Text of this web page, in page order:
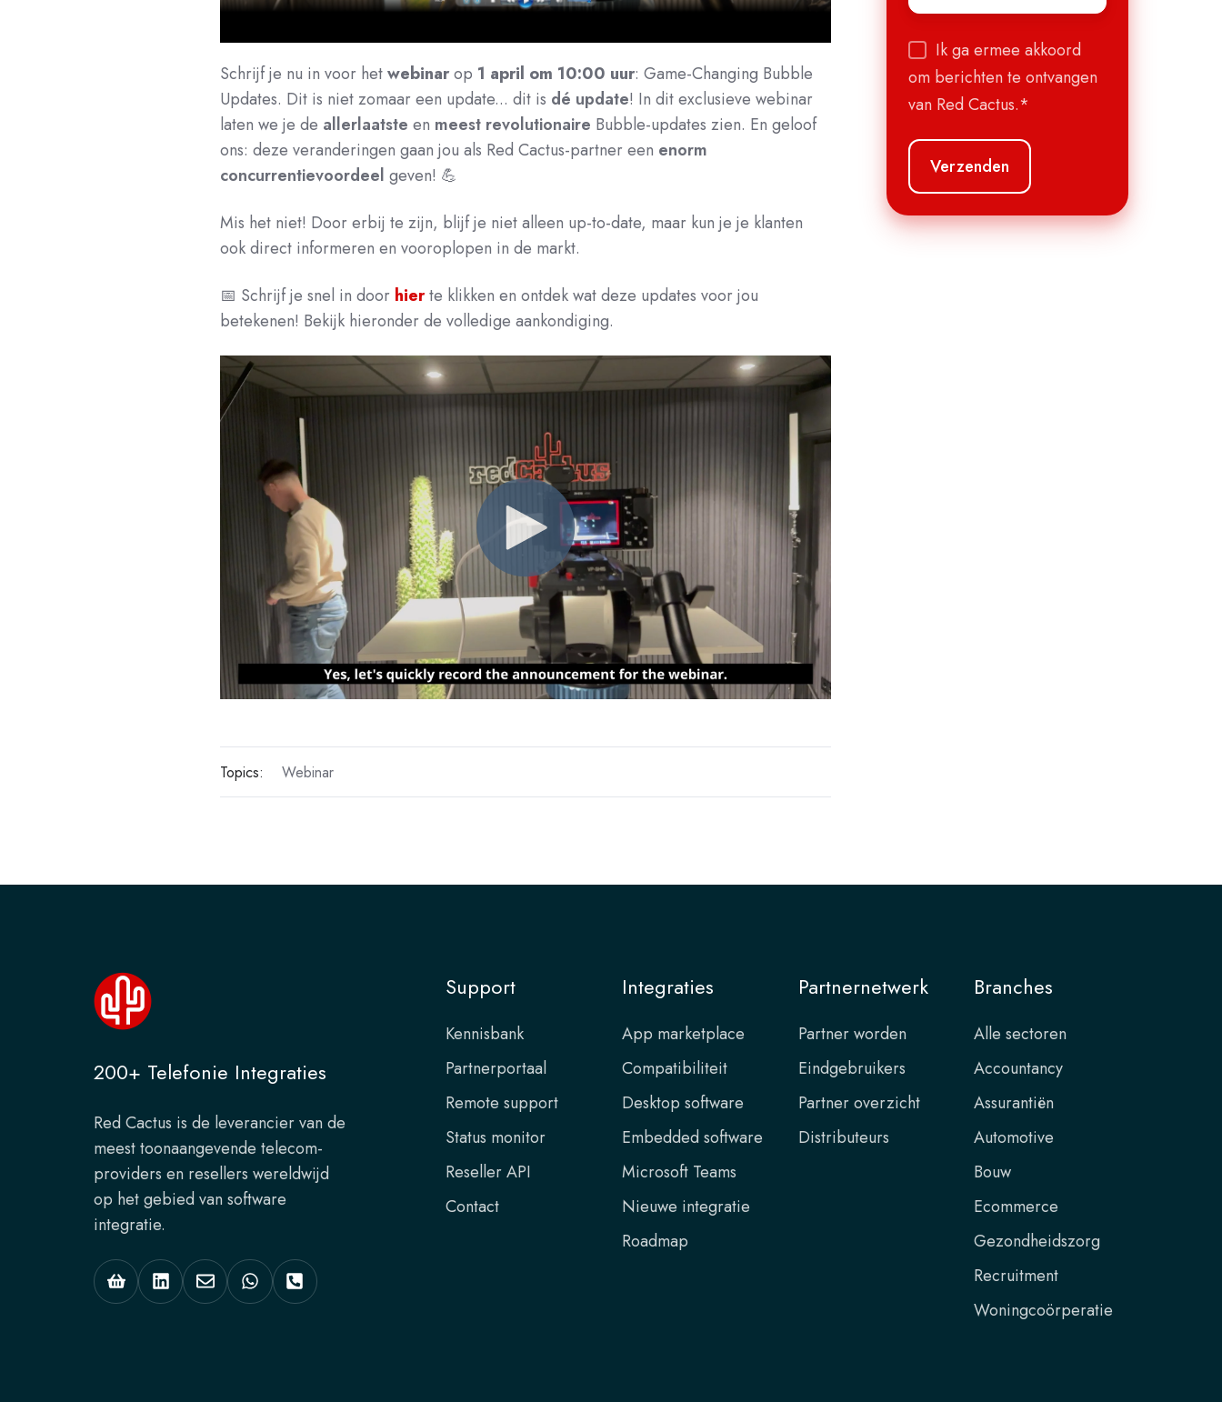
Schrijf je nu in voor hetwebinarop 1 april om 10:00 uur: Game-Changing Bubble
Updates. Dit is niet zomaar een update... dit is dé update! In dit exclusieve webinar
laten we je de allerlaatste en meest revolutionaire Bubble-updates zien. En geloof
ons: deze veranderingen gaan jou als Red Cactus-partner een enorm
concurrentievoordeel geven! 💪
Mis het niet! Door erbij te zijn, blijf je niet alleen up-to-date, maar kun je je klanten
ook direct informeren en vooroplopen in de markt.
📅 Schrijf je snel in door hierte klikken en ontdek wat deze updates voor jou
betekenen! Bekijk hieronder de volledige aankondiging.
Topics: Webinar
Ik ga ermee akkoord
om berichten te ontvangen
van Red Cactus.*
200+ Telefonie Integraties
Red Cactus is de leverancier van de
meest toonaangevende telecom-
providers en resellers wereldwijd
op het gebied van software
integratie.
Support
Kennisbank
Partnerportaal
Remote support
Status monitor
Reseller API
Contact
Integraties
App marketplace
Compatibiliteit
Desktop software
Embedded software
Microsoft Teams
Nieuwe integratie
Roadmap
Partnernetwerk
Partner worden
Eindgebruikers
Partner overzicht
Distributeurs
Branches
Alle sectoren
Accountancy
Assurantiën
Automotive
Bouw
Ecommerce
Gezondheidszorg
Recruitment
Woningcoörperatie